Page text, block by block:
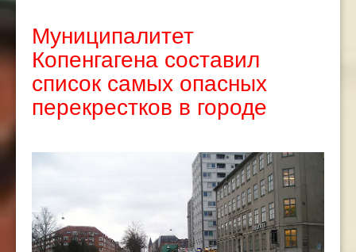
Муниципалитет
Копенгагена составил
список самых опасных
перекрестков в городе